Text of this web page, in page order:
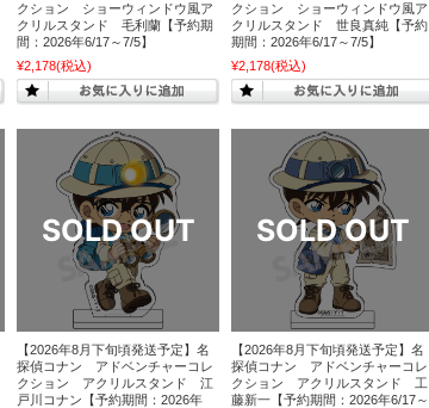
クション ショーウィンドウ風ア
クリルスタンド 毛利蘭【予約期
間：2026年6/17～7/5】
¥2,178(税込)
クション ショーウィンドウ風ア
クリルスタンド 世良真純【予約
期間：2026年6/17～7/5】
¥2,178(税込)
【2026年8月下旬頃発送予定】名
探偵コナン アドベンチャーコレ
クション アクリルスタンド 江
戸川コナン【予約期間：2026年
【2026年8月下旬頃発送予定】名
探偵コナン アドベンチャーコレ
クション アクリルスタンド 工
藤新一【予約期間：2026年6/17～